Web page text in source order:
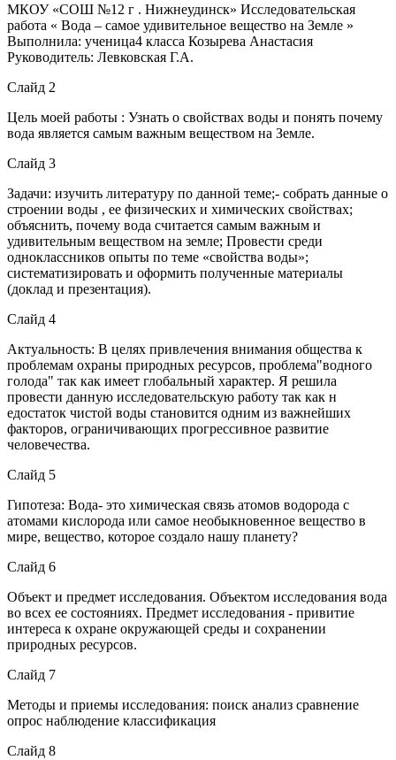
МКОУ «СОШ №12 г . Нижнеудинск» Исследовательская
работа « Вода – самое удивительное вещество на Земле »
Выполнила: ученица4 класса Козырева Анастасия
Руководитель: Левковская Г.А.
Слайд 2
Цель моей работы : Узнать о свойствах воды и понять почему
вода является самым важным веществом на Земле.
Слайд 3
Задачи: изучить литературу по данной теме;- собрать данные о
строении воды , ее физических и химических свойствах;
объяснить, почему вода считается самым важным и
удивительным веществом на земле; Провести среди
одноклассников опыты по теме «свойства воды»;
систематизировать и оформить полученные материалы
(доклад и презентация).
Слайд 4
Актуальность: В целях привлечения внимания общества к
проблемам охраны природных ресурсов, проблема"водного
голода" так как имеет глобальный характер. Я решила
провести данную исследовательскую работу так как н
едостаток чистой воды становится одним из важнейших
факторов, ограничивающих прогрессивное развитие
человечества.
Слайд 5
Гипотеза: Вода- это химическая связь атомов водорода с
атомами кислорода или самое необыкновенное вещество в
мире, вещество, которое создало нашу планету?
Слайд 6
Объект и предмет исследования. Объектом исследования вода
во всех ее состояниях. Предмет исследования - привитие
интереса к охране окружающей среды и сохранении
природных ресурсов.
Слайд 7
Методы и приемы исследования: поиск анализ сравнение
опрос наблюдение классификация
Слайд 8